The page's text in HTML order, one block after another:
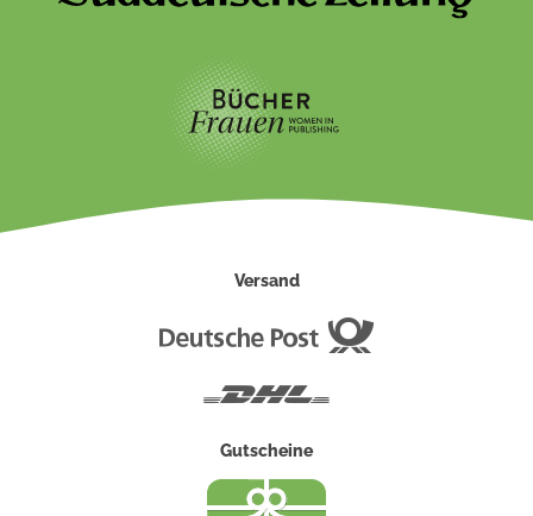
Versand
Gutscheine